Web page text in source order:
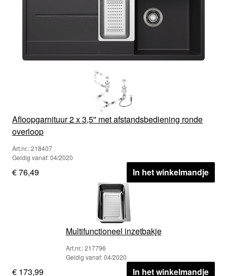
Afloopgarnituur 2 x 3,5'' met afstandsbediening ronde
overloop
Art.nr.: 218407
Geldig vanaf: 04/2020
€ 76,49 In het winkelmandje
Multifunctioneel inzetbakje
Art.nr.: 217796
Geldig vanaf: 04/2020
€ 173,99 In het winkelmandje